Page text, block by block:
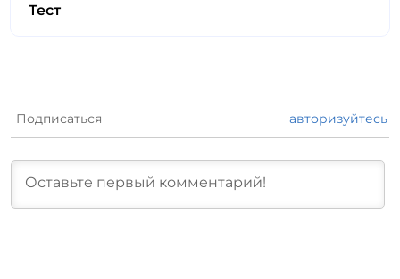
Тест
Подписаться авторизуйтесь